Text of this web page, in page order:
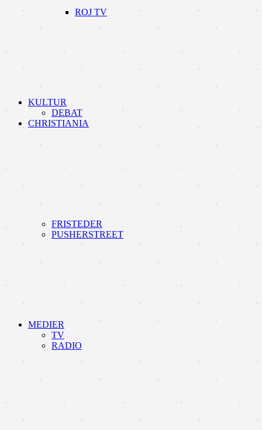
ROJ TV
KULTUR
DEBAT
CHRISTIANIA
FRISTEDER
PUSHERSTREET
MEDIER
TV
RADIO